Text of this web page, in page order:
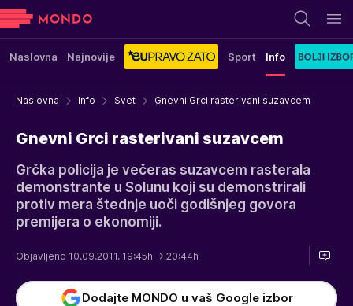
Naslovna Najnovije Sport Info
Naslovna Info Svet Gnevni Grci rasterivani suzavcem
Gnevni Grci rasterivani suzavcem
Grčka policija je večeras suzavcem rasterala
demonstrante u Solunu koji su demonstrirali
protiv mera štednje uoči godišnjeg govora
premijera o ekonomiji.
Objavljeno 10.09.2011. 19:45h → 20:44h
Dodajte MONDO u vaš Google izbor